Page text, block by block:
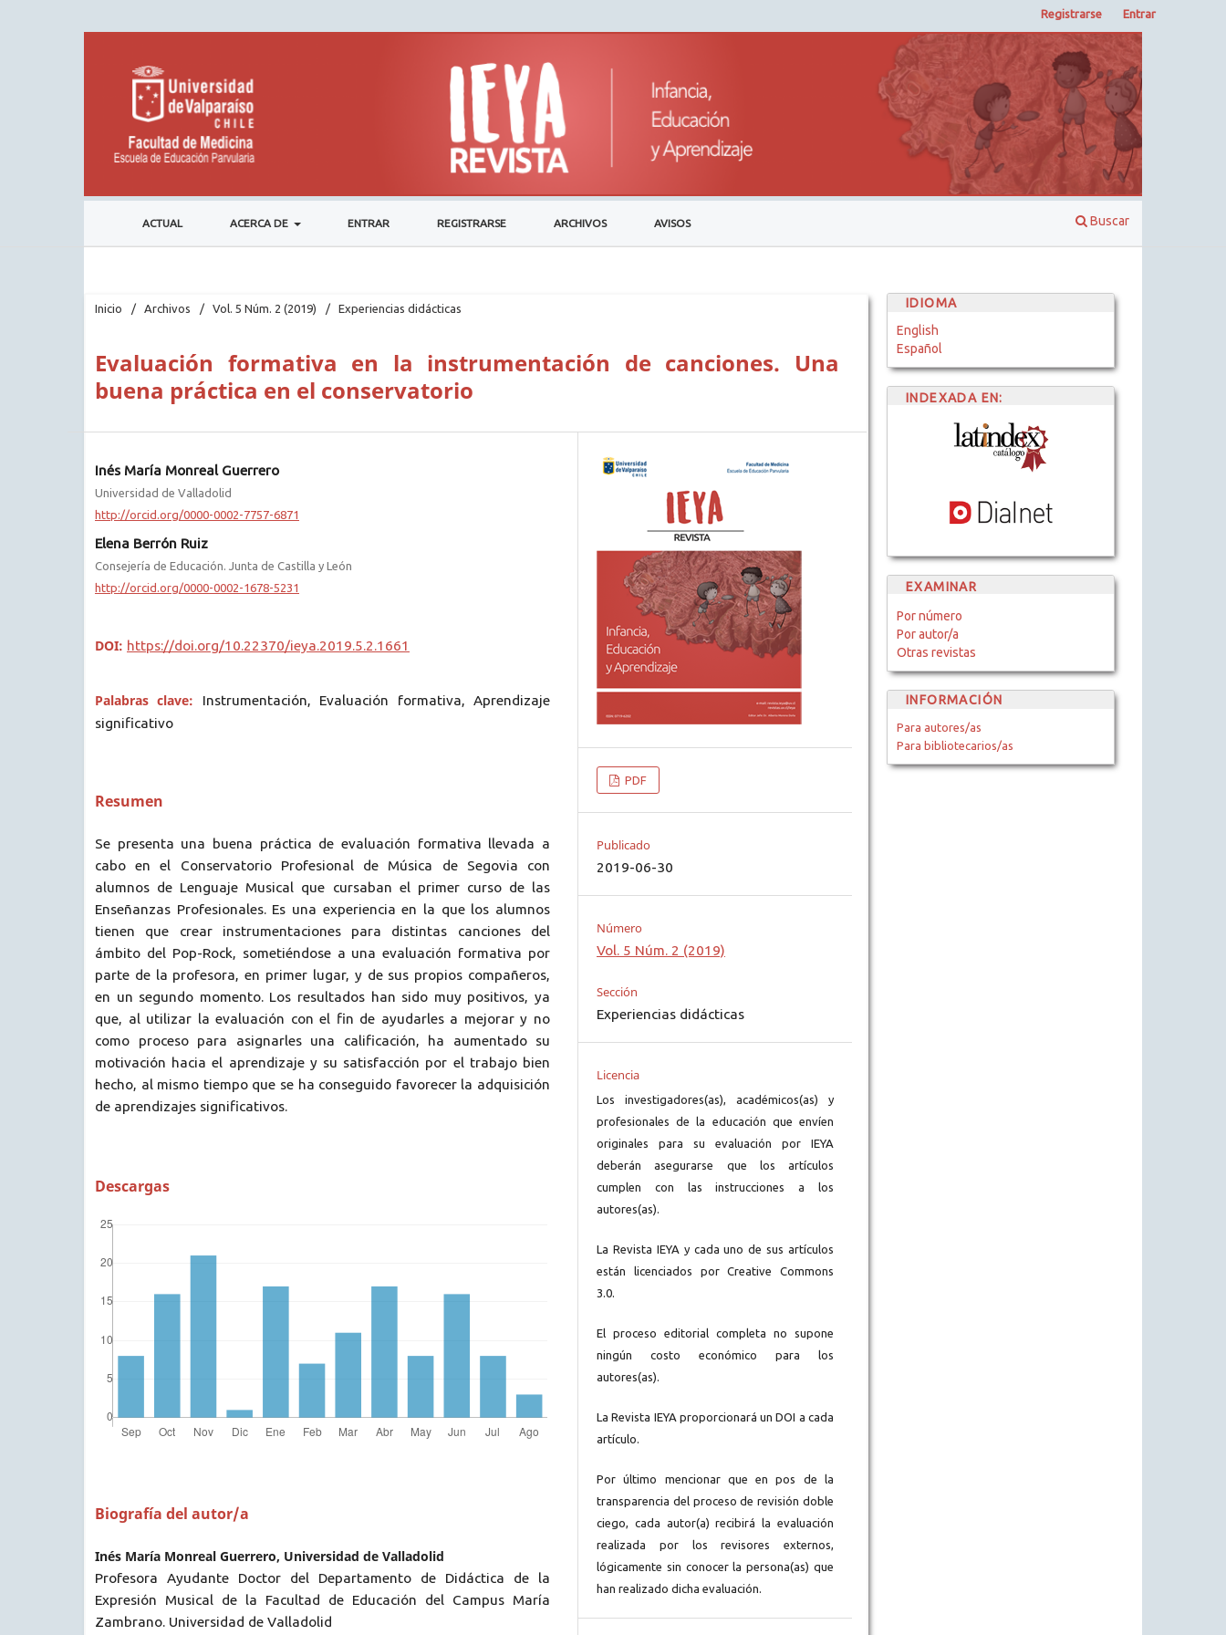
ACTUAL ACERCA DE ENTRAR REGISTRARSE ARCHIVOS AVISOS Buscar
Registrarse Entrar
Inicio / Archivos / Vol. 5 Núm. 2 (2019) / Experiencias didácticas
Evaluación formativa en la instrumentación de canciones. Una
buena práctica en el conservatorio
Inés María Monreal Guerrero
Universidad de Valladolid
http://orcid.org/0000-0002-7757-6871
Elena Berrón Ruiz
Consejería de Educación. Junta de Castilla y León
http://orcid.org/0000-0002-1678-5231
DOI: https://doi.org/10.22370/ieya.2019.5.2.1661
Palabras clave:
Instrumentación, Evaluación formativa, Aprendizaje
significativo
Resumen
Se presenta una buena práctica de evaluación formativa llevada a
cabo en el Conservatorio Profesional de Música de Segovia con
alumnos de Lenguaje Musical que cursaban el primer curso de las
Enseñanzas Profesionales. Es una experiencia en la que los alumnos
tienen que crear instrumentaciones para distintas canciones del
ámbito del Pop-Rock, sometiéndose a una evaluación formativa por
parte de la profesora, en primer lugar, y de sus propios compañeros,
en un segundo momento. Los resultados han sido muy positivos, ya
que, al utilizar la evaluación con el fin de ayudarles a mejorar y no
como proceso para asignarles una calificación, ha aumentado su
motivación hacia el aprendizaje y su satisfacción por el trabajo bien
hecho, al mismo tiempo que se ha conseguido favorecer la adquisición
de aprendizajes significativos.
Descargas
Biografía del autor/a
Inés María Monreal Guerrero, Universidad de Valladolid
Profesora Ayudante Doctor del Departamento de Didáctica de la
Expresión Musical de la Facultad de Educación del Campus María
Zambrano. Universidad de Valladolid
PDF
Publicado
2019-06-30
Número
Vol. 5 Núm. 2 (2019)
Sección
Experiencias didácticas
Licencia
Los investigadores(as), académicos(as) y
profesionales de la educación que envíen
originales para su evaluación por IEYA
deberán asegurarse que los artículos
cumplen con las instrucciones a los
autores(as).
La Revista IEYA y cada uno de sus artículos
están licenciados por Creative Commons
3.0.
El proceso editorial completa no supone
ningún costo económico para los
autores(as).
La Revista IEYA proporcionará un DOI a cada
artículo.
Por último mencionar que en pos de la
transparencia del proceso de revisión doble
ciego, cada autor(a) recibirá la evaluación
realizada por los revisores externos,
lógicamente sin conocer la persona(as) que
han realizado dicha evaluación.
IDIOMA
English
Español
INDEXADA EN:
EXAMINAR
Por número
Por autor/a
Otras revistas
INFORMACIÓN
Para autores/as
Para bibliotecarios/as